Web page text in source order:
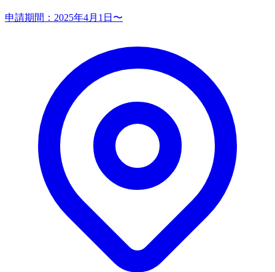
申請期間： 2025年4月1日〜